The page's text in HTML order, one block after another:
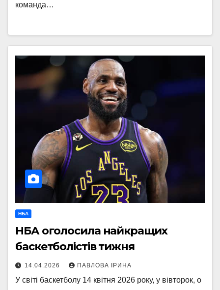
команда…
НБА
НБА оголосила найкращих
баскетболістів тижня
14.04.2026 ПАВЛОВА ІРИНА
У світі баскетболу 14 квітня 2026 року, у вівторок, о